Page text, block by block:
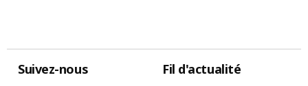
Suivez-nous Fil d'actualité